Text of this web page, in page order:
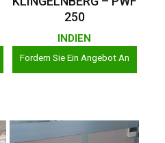
250
INDIEN
Fordern Sie Ein Angebot An